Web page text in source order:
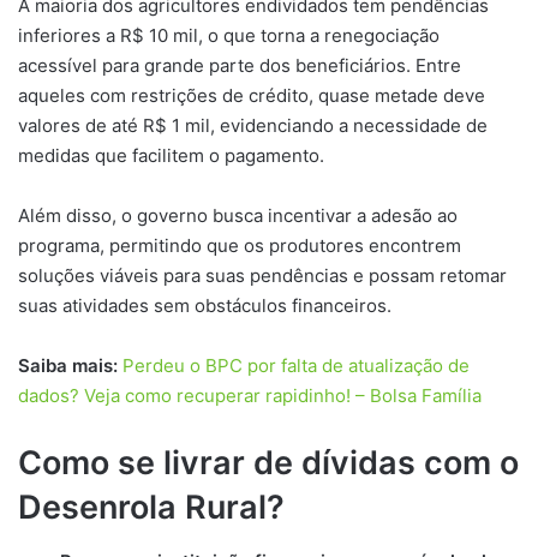
A maioria dos agricultores endividados tem pendências
inferiores a R$ 10 mil, o que torna a renegociação
acessível para grande parte dos beneficiários. Entre
aqueles com restrições de crédito, quase metade deve
valores de até R$ 1 mil, evidenciando a necessidade de
medidas que facilitem o pagamento.
Além disso, o governo busca incentivar a adesão ao
programa, permitindo que os produtores encontrem
soluções viáveis para suas pendências e possam retomar
suas atividades sem obstáculos financeiros.
Saiba mais: Perdeu o BPC por falta de atualização de
dados? Veja como recuperar rapidinho! – Bolsa Família
Como se livrar de dívidas com o
Desenrola Rural?